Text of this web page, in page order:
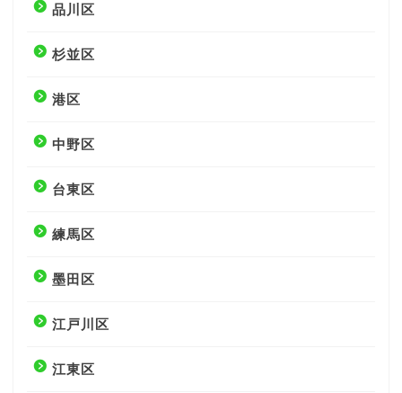
品川区
杉並区
港区
中野区
台東区
練馬区
墨田区
江戸川区
江東区